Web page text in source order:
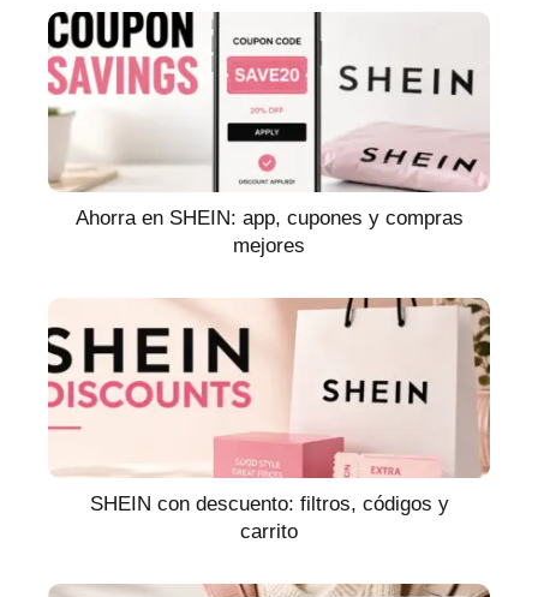
Ahorra en SHEIN: app, cupones y compras
mejores
SHEIN con descuento: filtros, códigos y
carrito